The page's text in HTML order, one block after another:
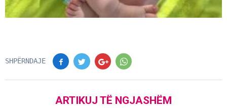
SHPËRNDAJE
ARTIKUJ TË NGJASHËM